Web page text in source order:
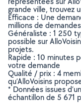
grande ville, trouvez
Efficace : Une
millions de
Généraliste : 1 250
possible sur
projets.
Rapide : 10 minutes
votre demande
Qualité / prix : 4
qu’AlloVoisins
* Données issues
échantillon de 5 671